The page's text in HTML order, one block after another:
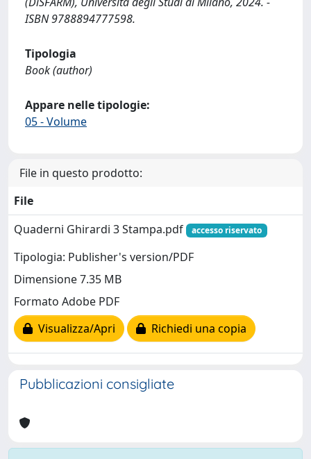
ISBN 9788894777598.
Tipologia
Book (author)
Appare nelle tipologie:
05 - Volume
File in questo prodotto:
File
Quaderni Ghirardi 3 Stampa.pdf
accesso riservato
Tipologia: Publisher's version/PDF
Dimensione 7.35 MB
Formato Adobe PDF
Visualizza/Apri
Richiedi una copia
Pubblicazioni consigliate